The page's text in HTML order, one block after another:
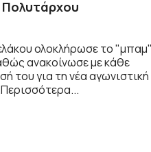
Πολυτάρχου
ολοκλήρωσε το "μπαμ"
ανακοίνωσε με κάθε
του για τη νέα αγωνιστική